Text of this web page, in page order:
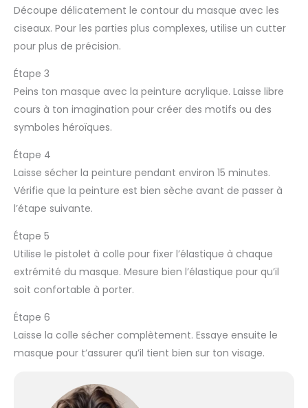
Découpe délicatement le contour du masque avec les
ciseaux. Pour les parties plus complexes, utilise un cutter
pour plus de précision.
Étape 3
Peins ton masque avec la peinture acrylique. Laisse libre
cours à ton imagination pour créer des motifs ou des
symboles héroïques.
Étape 4
Laisse sécher la peinture pendant environ 15 minutes.
Vérifie que la peinture est bien sèche avant de passer à
l’étape suivante.
Étape 5
Utilise le pistolet à colle pour fixer l’élastique à chaque
extrémité du masque. Mesure bien l’élastique pour qu’il
soit confortable à porter.
Étape 6
Laisse la colle sécher complètement. Essaye ensuite le
masque pour t’assurer qu’il tient bien sur ton visage.